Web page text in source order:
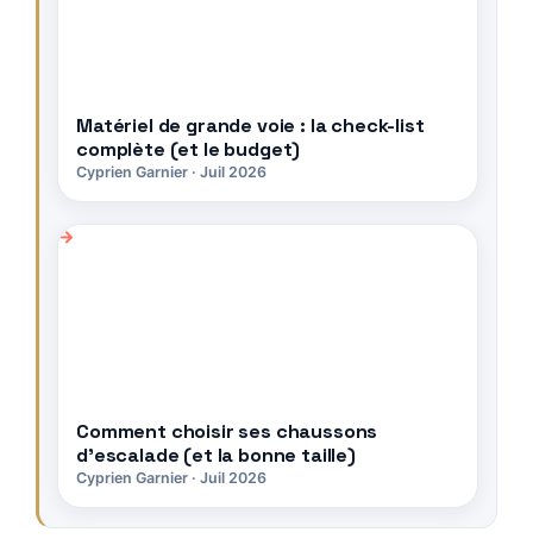
Matériel de grande voie : la check-list
complète (et le budget)
Cyprien Garnier · Juil 2026
Comment choisir ses chaussons
d’escalade (et la bonne taille)
Cyprien Garnier · Juil 2026